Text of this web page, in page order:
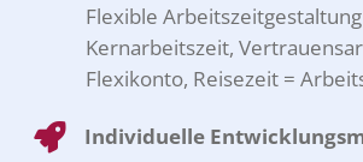
Flexible
Kernarbeitszeit,
Flexikonto, Reisezeit =
Individuelle